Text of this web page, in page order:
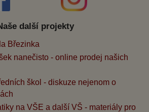
další projekty
Březinka
nanečisto - online prodej našich
škol - diskuze nejenom o
na VŠE a další VŠ - materiály pro